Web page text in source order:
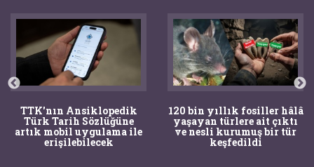
TTK'nın Ansiklopedik
Türk Tarih Sözlüğüne
artık mobil uygulama ile
erişilebilecek
120 bin yıllık fosiller hâlâ
yaşayan türlere ait çıktı
ve nesli kurumuş bir tür
keşfedildi